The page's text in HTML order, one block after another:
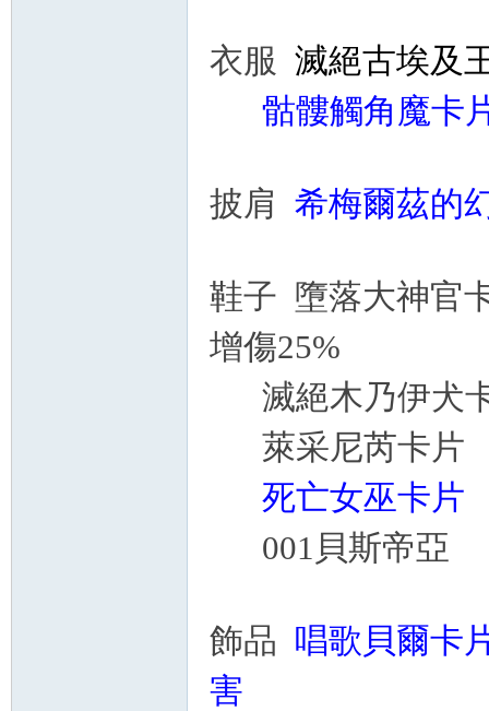
衣服 滅絕古埃及
骷髏觸角魔
披肩 希梅爾茲的
鞋子 墮落大神官
增傷25%
滅絕木乃伊犬
萊采尼芮卡片
死亡女巫卡
001貝斯帝亞
飾品 唱歌貝爾
害